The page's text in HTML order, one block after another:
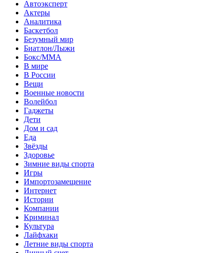
Автоэксперт
Актеры
Аналитика
Баскетбол
Безумный мир
Биатлон/Лыжи
Бокс/MMA
В мире
В России
Вещи
Военные новости
Волейбол
Гаджеты
Дети
Дом и сад
Еда
Звёзды
Здоровье
Зимние виды спорта
Игры
Импортозамещение
Интернет
Истории
Компании
Криминал
Культура
Лайфхаки
Летние виды спорта